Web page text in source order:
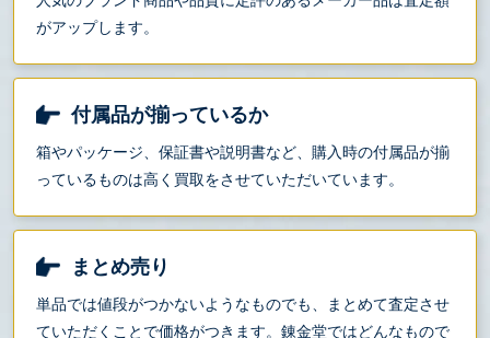
がアップします。
付属品が揃っているか
箱やパッケージ、保証書や説明書など、購入時の付属品が揃
っているものは高く買取をさせていただいています。
まとめ売り
単品では値段がつかないようなものでも、まとめて査定させ
ていただくことで価格がつきます。錬金堂ではどんなもので